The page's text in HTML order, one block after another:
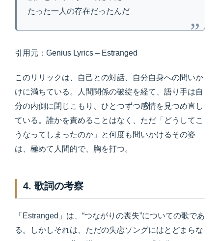
たった一人の存在だったんだ
引用元：Genius Lyrics – Estranged
このリリックは、自己との対話、自分自身への問いか
けに満ちている。人間関係の破綻を経て、語り手は自
分の内側に閉じこもり、ひとつずつ感情を見つめ直し
ている。誰かを責めることはなく、ただ「どうしてこ
うなってしまったのか」と何度も問いかけるその姿
は、極めて人間的で、胸を打つ。
4. 歌詞の考察
「Estranged」は、“つながりの喪失”についての歌であ
る。しかしそれは、ただの失恋ソングにはとどまらな